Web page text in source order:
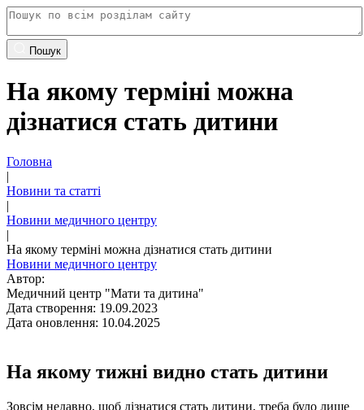
Пошук
На якому терміні можна
дізнатися стать дитини
Головна
|
Новини та статті
|
Новини медичного центру
|
На якому терміні можна дізнатися стать дитини
Новини медичного центру
Автор:
Медичний центр "Мати та дитина"
Дата створення: 19.09.2023
Дата оновлення: 10.04.2025
На якому тижні видно стать дитини
Зовсім недавно, щоб дізнатися стать дитини, треба було лише